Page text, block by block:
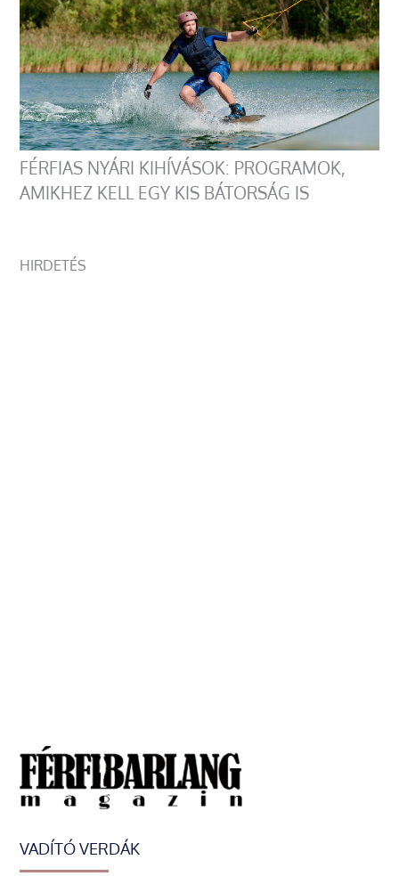
FÉRFIAS NYÁRI KIHÍVÁSOK: PROGRAMOK,
AMIKHEZ KELL EGY KIS BÁTORSÁG IS
HIRDETÉS
VADÍTÓ VERDÁK